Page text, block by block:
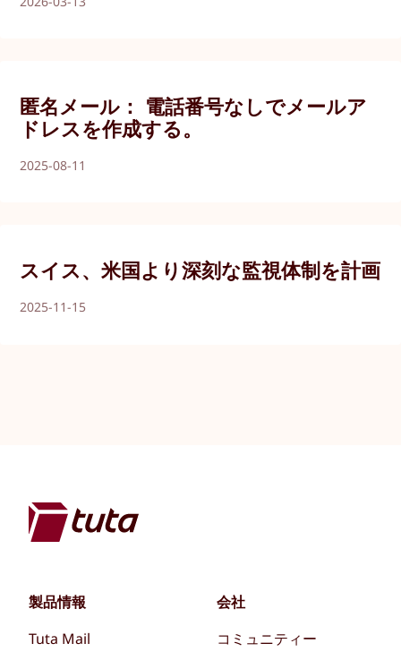
匿名メール： 電話番号なしでメールア
ドレスを作成する。
2025-08-11
スイス、米国より深刻な監視体制を計画
2025-11-15
製品情報
Tuta Mail
会社
コミュニティー